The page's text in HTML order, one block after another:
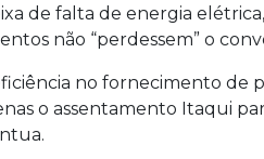
de falta de energia
não “perdessem” o
no fornecimento de
o assentamento Itaqui